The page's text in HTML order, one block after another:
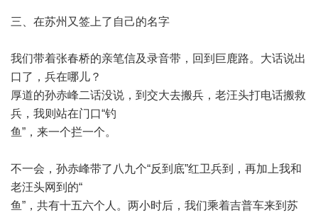
三、在苏州又签上了自己的名字
我们带着张春桥的亲笔信及录音带，回到巨鹿路。大话说出
口了，兵在哪儿？
厚道的孙赤峰二话没说，到交大去搬兵，老汪头打电话搬救
兵，我则站在门口“钓
鱼” ，来一个拦一个。
不一会，孙赤峰带了八九个“反到底”红卫兵到，再加上我和
老汪头网到的“
鱼” ，共有十五六个人。两小时后，我们乘着吉普车来到苏